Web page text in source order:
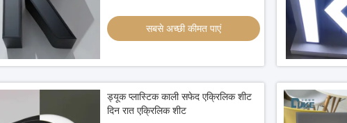
सबसे अच्छी कीमत पाएं
ड्यूक प्लास्टिक काली सफेद एक्रिलिक शीट
दिन रात एक्रिलिक शीट